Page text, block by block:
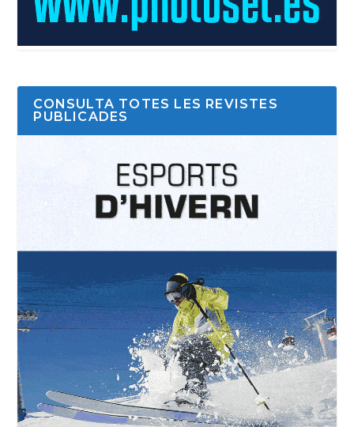
CONSULTA TOTES LES REVISTES
PUBLICADES